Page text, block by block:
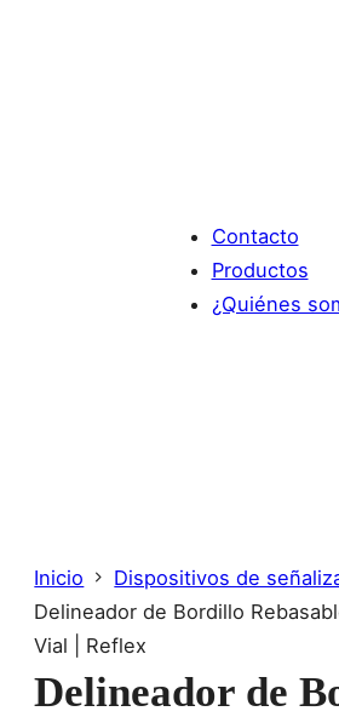
Contacto
Productos
¿Quiénes
Inicio
Dispositivos de
Delineador de Bordillo
Vial | Reflex
Delineador de